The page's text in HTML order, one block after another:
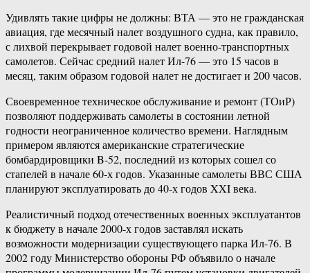
Удивлять такие цифры не должны: ВТА — это не гражданская
авиация, где месячный налет воздушного судна, как правило,
с лихвой перекрывает годовой налет военно-транспортных
самолетов. Сейчас средний налет Ил-76 — это 15 часов в
месяц, таким образом годовой налет не достигает и 200 часов.
Своевременное техническое обслуживание и ремонт (ТОиР)
позволяют поддерживать самолеты в состоянии летной
годности неограниченное количество времени. Наглядным
примером являются американские стратегические
бомбардировщики B-52, последний из которых сошел со
стапелей в начале 60-х годов. Указанные самолеты ВВС США
планируют эксплуатировать до 40-х годов XXI века.
Реалистичный подход отечественных военных эксплуатантов
к бюджету в начале 2000-х годов заставлял искать
возможности модернизации существующего парка Ил-76. В
2002 году Министерство обороны РФ объявило о начале